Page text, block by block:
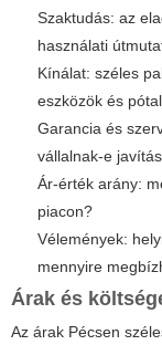
Szaktudás: az
használati
Kínálat: széles
eszközök és
Garancia és
vállalnak-e
Ár-érték arány:
piacon?
Vélemények:
mennyire
Árak és
Az árak Pécsen